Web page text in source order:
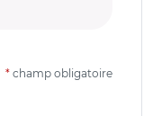
* champ obligatoire